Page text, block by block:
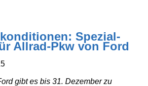
Spezial-
Allrad-Pkw von Ford
gibt es bis 31. Dezember zu